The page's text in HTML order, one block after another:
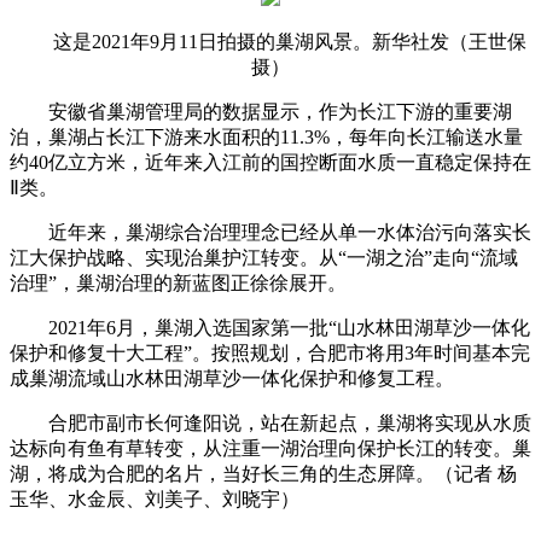
这是2021年9月11日拍摄的巢湖风景。新华社发（王世保
摄）
安徽省巢湖管理局的数据显示，作为长江下游的重要湖
泊，巢湖占长江下游来水面积的11.3%，每年向长江输送水量
约40亿立方米，近年来入江前的国控断面水质一直稳定保持在
Ⅱ类。
近年来，巢湖综合治理理念已经从单一水体治污向落实长
江大保护战略、实现治巢护江转变。从“一湖之治”走向“流域
治理”，巢湖治理的新蓝图正徐徐展开。
2021年6月，巢湖入选国家第一批“山水林田湖草沙一体化
保护和修复十大工程”。按照规划，合肥市将用3年时间基本完
成巢湖流域山水林田湖草沙一体化保护和修复工程。
合肥市副市长何逢阳说，站在新起点，巢湖将实现从水质
达标向有鱼有草转变，从注重一湖治理向保护长江的转变。巢
湖，将成为合肥的名片，当好长三角的生态屏障。（记者 杨
玉华、水金辰、刘美子、刘晓宇）